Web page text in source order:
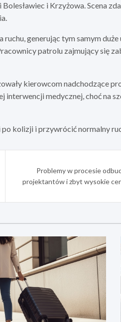
i Krzyżowa. Scena
generując tym samym
patrolu zajmujący się
kierowcom nadchodzące
medycznej, choć na
po kolizji i przywrócić normalny
Problemy w procesie
projektantów i zbyt wysokie